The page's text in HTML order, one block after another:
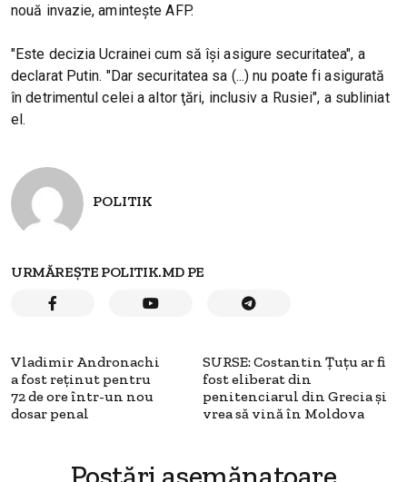
nouă invazie, aminteşte AFP.
"Este decizia Ucrainei cum să îşi asigure securitatea", a
declarat Putin. "Dar securitatea sa (...) nu poate fi asigurată
în detrimentul celei a altor ţări, inclusiv a Rusiei", a subliniat
el.
POLITIK
URMĂREȘTE POLITIK.MD PE
Vladimir Andronachi
a fost reținut pentru
72 de ore într-un nou
dosar penal
SURSE: Costantin Țuțu ar fi
fost eliberat din
penitenciarul din Grecia și
vrea să vină în Moldova